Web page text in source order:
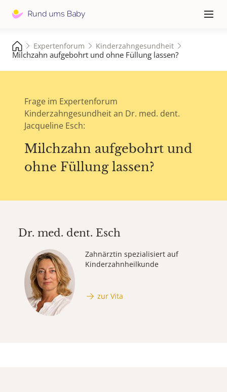
≡
Expertenforum Kinderzahngesundheit
Milchzahn aufgebohrt und ohne Füllung lassen?
Frage im Expertenforum
Kinderzahngesundheit an Dr. med. dent.
Jacqueline Esch:
Milchzahn aufgebohrt und
ohne Füllung lassen?
Dr. med. dent. Esch
Zahnärztin spezialisiert auf
Kinderzahnheilkunde
zur Vita